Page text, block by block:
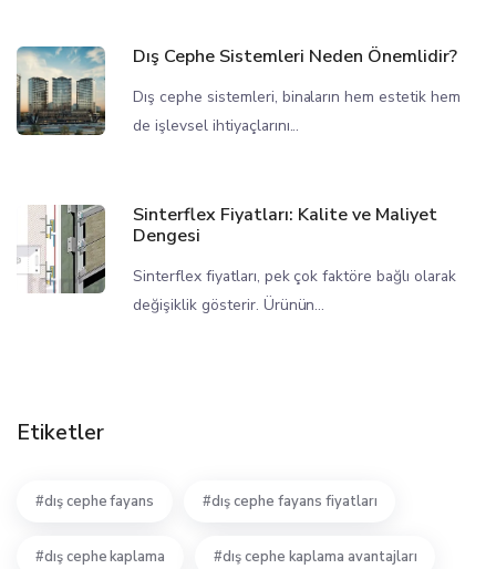
Dış Cephe Sistemleri Neden Önemlidir?
Dış cephe sistemleri, binaların hem estetik hem
de işlevsel ihtiyaçlarını...
Sinterflex Fiyatları: Kalite ve Maliyet
Dengesi
Sinterflex fiyatları, pek çok faktöre bağlı olarak
değişiklik gösterir. Ürünün...
Etiketler
dış cephe fayans dış cephe fayans fiyatları
dış cephe kaplama dış cephe kaplama avantajları